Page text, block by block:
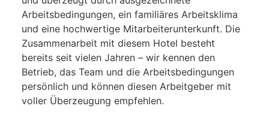
Arbeitsbedingungen, ein familiäres Arbeitsklima
und eine hochwertige Mitarbeiterunterkunft. Die
Zusammenarbeit mit diesem Hotel besteht
bereits seit vielen Jahren – wir kennen den
Betrieb, das Team und die Arbeitsbedingungen
persönlich und können diesen Arbeitgeber mit
voller Überzeugung empfehlen.